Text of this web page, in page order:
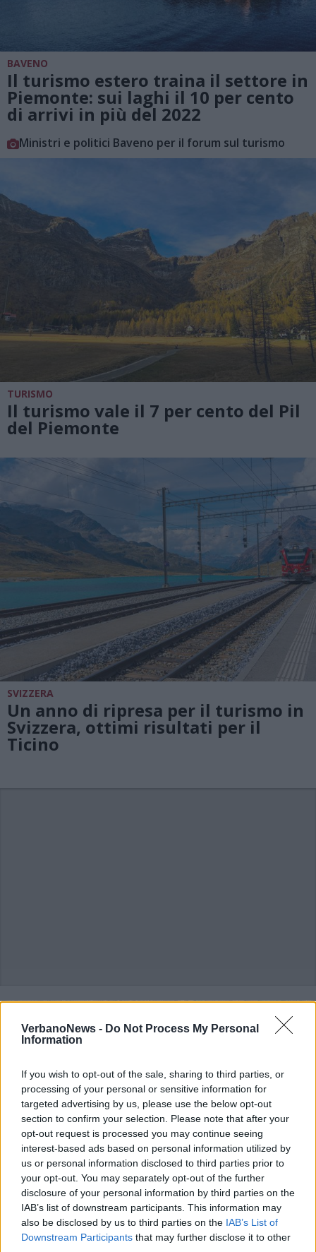
VerbanoNews - Do Not Process My Personal
Information
If you wish to opt-out of the sale, sharing to third parties, or
processing of your personal or sensitive information for
targeted advertising by us, please use the below opt-out
section to confirm your selection. Please note that after your
opt-out request is processed you may continue seeing
interest-based ads based on personal information utilized by
us or personal information disclosed to third parties prior to
your opt-out. You may separately opt-out of the further
disclosure of your personal information by third parties on the
IAB’s list of downstream participants. This information may
also be disclosed by us to third parties on the IAB’s List of
Downstream Participants that may further disclose it to other
BAVENO
Il turismo estero traina il settore in
Piemonte: sui laghi il 10 per cento
di arrivi in più del 2022
Ministri e politici Baveno per il forum sul turismo
TURISMO
Il turismo vale il 7 per cento del Pil
del Piemonte
SVIZZERA
Un anno di ripresa per il turismo in
Svizzera, ottimi risultati per il
Ticino
TURISMO